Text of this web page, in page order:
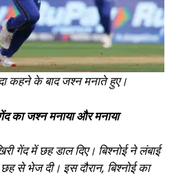
कहने के बाद जश्न मनाते हुए।
का जश्न मनाया और मनाया
गेंद में छह डाल दिए। बिश्नोई ने लंबाई
से भेज दी। इस दौरान, बिश्नोई का